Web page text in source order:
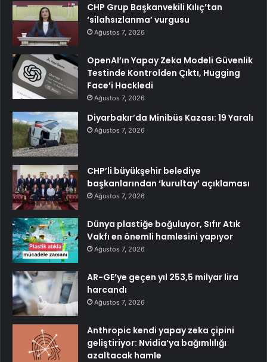
CHP Grup Başkanvekili Kılıç’tan
‘silahsızlanma’ vurgusu
Ağustos 7, 2026
OpenAI’ın Yapay Zeka Modeli Güvenlik
Testinde Kontrolden Çıktı, Hugging
Face’i Hackledi
Ağustos 7, 2026
Diyarbakır’da Minibüs Kazası: 19 Yaralı
Ağustos 7, 2026
CHP’li büyükşehir belediye
başkanlarından ‘kurultay’ açıklaması
Ağustos 7, 2026
Dünya plastiğe boğuluyor, Sıfır Atık
Vakfı en önemli hamlesini yapıyor
Ağustos 7, 2026
AR-GE’ye geçen yıl 253,5 milyar lira
harcandı
Ağustos 7, 2026
Anthropic kendi yapay zeka çipini
geliştiriyor: Nvidia’ya bağımlılığı
azaltacak hamle